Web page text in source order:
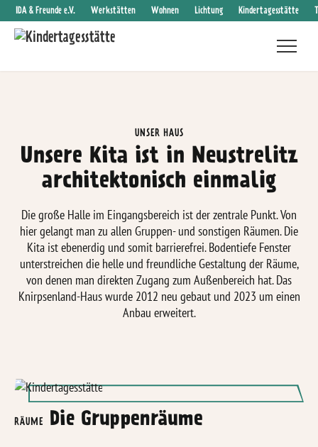
IDA & Freunde e.V. Werkstätten Wohnen Lichtung Kindertagesstätte
UNSER HAUS
Unsere Kita ist in Neustrelitz
architektonisch einmalig
Die große Halle im Eingangsbereich ist der zentrale Punkt. Von
hier gelangt man zu allen Gruppen- und sonstigen Räumen. Die
Kita ist ebenerdig und somit barrierefrei. Bodentiefe Fenster
unterstreichen die helle und freundliche Gestaltung der Räume,
von denen man direkten Zugang zum Außenbereich hat. Das
Knirpsenland-Haus wurde 2012 neu gebaut und 2023 um einen
Anbau erweitert.
RÄUME Die Gruppenräume